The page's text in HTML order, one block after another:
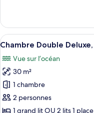
View
le
type
de
Duplex
Maisonette
Pool
View
Afficher
toutes
les
photos
pour
ce
type
10
Chambre Double
Vue sur l’océan
30 m²
1 chambre
2 personnes
1 grand lit OU 2 lits 1 place